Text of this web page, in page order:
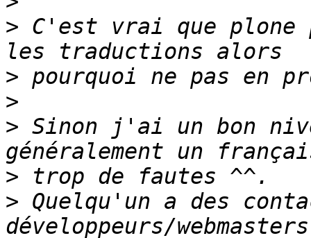
> C'est vrai que plone
>
>
> Sinon j'ai un bon
>
> Quelqu'un a des